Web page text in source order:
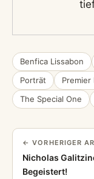
Benfica Lissabon
Porträt
Premier
The Special One
← VORHERIGER
Nicholas
Begeistert!